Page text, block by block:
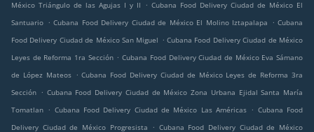
México Triángulo de las Agujas I y II . Cubana Food Delivery Ciudad de México El
Santuario . Cubana Food Delivery Ciudad de México El Molino Iztapalapa . Cubana
Food Delivery Ciudad de México San Miguel . Cubana Food Delivery Ciudad de México
Leyes de Reforma 1ra Sección . Cubana Food Delivery Ciudad de México Eva Sámano
de López Mateos . Cubana Food Delivery Ciudad de México Leyes de Reforma 3ra
Sección . Cubana Food Delivery Ciudad de México Zona Urbana Ejidal Santa María
Tomatlan . Cubana Food Delivery Ciudad de México Las Américas . Cubana Food
Delivery Ciudad de México Progresista
. Cubana Food Delivery Ciudad de México